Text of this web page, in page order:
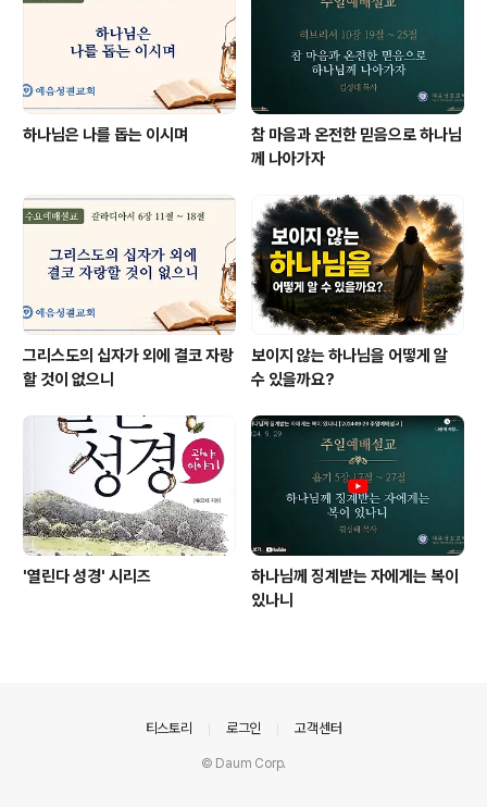
하나님은 나를 돕는 이시며
참 마음과 온전한 믿음으로 하나님
께 나아가자
그리스도의 십자가 외에 결코 자랑
할 것이 없으니
보이지 않는 하나님을 어떻게 알
수 있을까요?
'열린다 성경' 시리즈
하나님께 징계받는 자에게는 복이
있나니
티스토리 로그인 고객센터
© Daum Corp.